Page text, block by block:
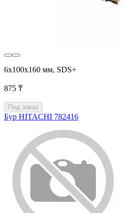
6х100x160 мм, SDS+
875 ₸
Под заказ
Бур HITACHI 782416